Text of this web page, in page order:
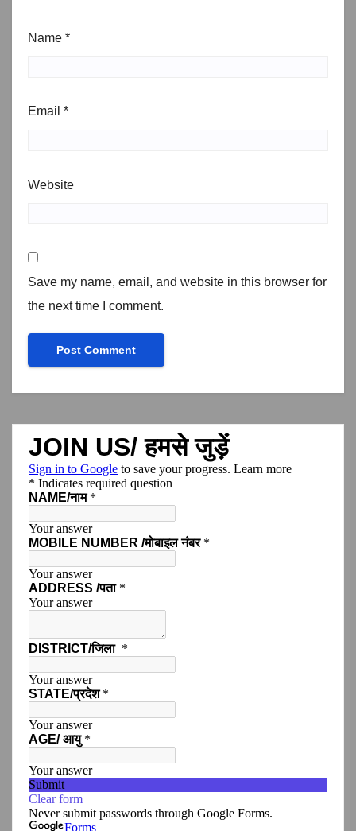
Name *
Email *
Website
Save my name, email, and website in this browser for
the next time I comment.